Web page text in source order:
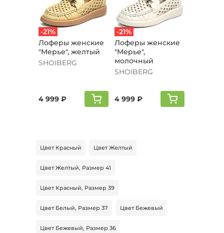
-21%
Лоферы женские
"Мерье", желтый
SHOIBERG
4 999 ₽
-21%
Лоферы женские
"Мерье",
молочный
SHOIBERG
4 999 ₽
Цвет Красный Цвет Желтый
Цвет Желтый, Размер 41
Цвет Красный, Размер 39
Цвет Белый, Размер 37 Цвет Бежевый
Цвет Бежевый, Размер 36